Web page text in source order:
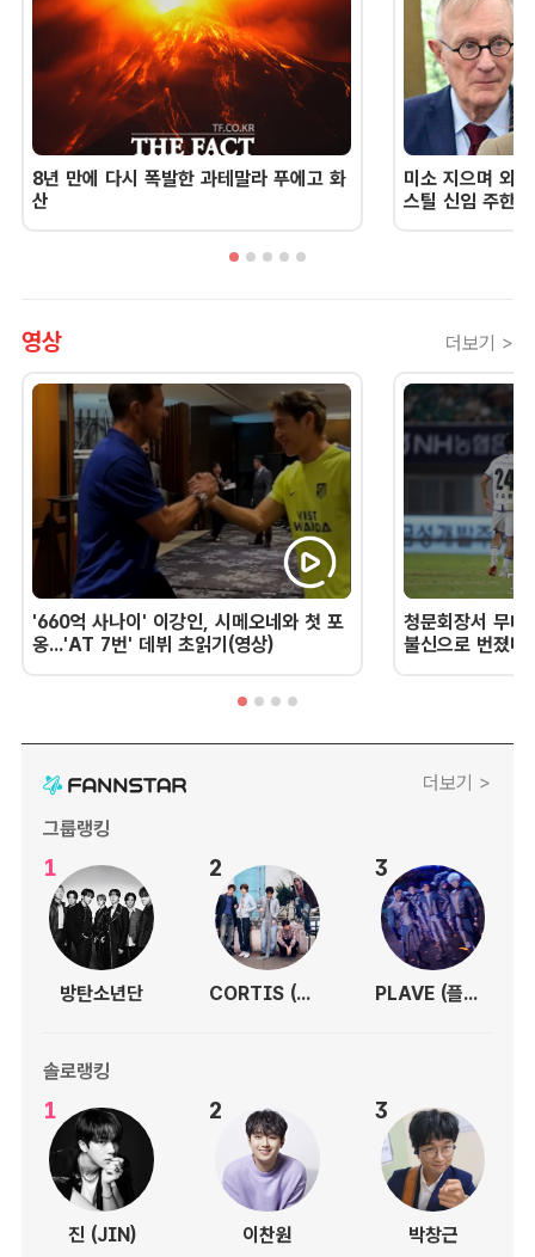
8년 만에 다시 폭발한 과테말라 푸에고 화
산
미소 지으며 외
스틸 신임 주한
영상 더보기 >
'660억 사나이' 이강인, 시메오네와 첫 포
옹...'AT 7번' 데뷔 초읽기(영상)
청문회장서 무너
불신으로 번졌
더보기 >
그룹랭킹
1
방탄소년단
2
CORTIS (코르티스)
3
PLAVE (플레이브)
솔로랭킹
1
진 (JIN)
2
이찬원
3
박창근